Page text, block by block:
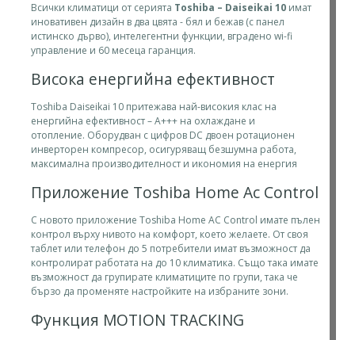
Всички климатици от серията Toshiba – Daiseikai 10 имат
иновативен дизайн в два цвята - бял и бежав (с панел
истинско дърво), интелегентни функции, вградено wi-fi
управление и 60 месеца гаранция.
Висока енергийна ефективност
Toshiba Daiseikai 10 притежава най-високия клас на
енергийна ефективност – A+++ на охлаждане и
отопление. Оборудван с цифров DC двоен ротационен
инверторен компресор, осигуряващ безшумна работа,
максимална производителност и икономия на енергия
Приложение Toshiba Home Ac Control
С новото приложение Toshiba Home AC Control имате пълен
контрол върху нивото на комфорт, което желаете. От своя
таблет или телефон до 5 потребители имат възможност да
контролират работата на до 10 климатика. Също така имате
възможност да групирате климатиците по групи, така че
бързо да променяте настройките на избраните зони.
Функция MOTION TRACKING